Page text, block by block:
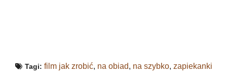
Tagi: film jak zrobić, na obiad, na szybko, zapiekanki